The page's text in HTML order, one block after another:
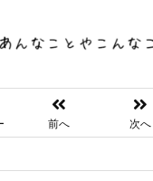
前へ 次へ